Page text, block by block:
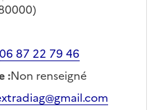
06 87 22 79 46
:Non renseigné